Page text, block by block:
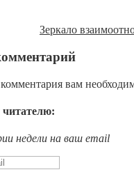
Зеркало
вам
недели на ваш email